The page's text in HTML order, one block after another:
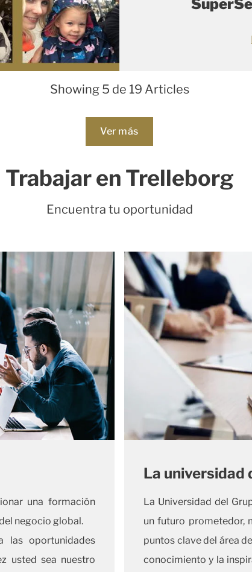
Showing 5 de 19 Articles
Ver másLoading...
Trabajar en Trelleborg
Encuentra tu oportunidad
una formación
negocio global.
las oportunidades
usted sea nuestro
La universidad
La Universidad del
un futuro prometedor,
puntos clave del área
conocimiento y la